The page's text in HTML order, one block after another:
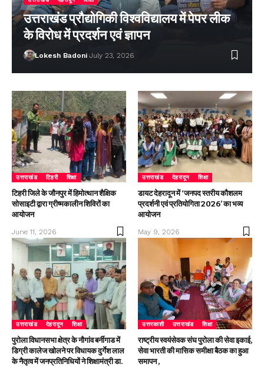
उत्तराखंड प्रौद्योगिकी विश्वविद्यालय में पेपर लीक
के विरोध में प्रदर्शन एवं ज्ञापन
Lokesh Badoni July 23, 2026
उत्तराखंड टिहरी शिक्षा
टिहरी जिले के जौनपुर में हिमोत्थान शैक्षिक
सोसाइटी द्वारा ग्रीष्मकालीन शिविरों का
आयोजन
June 11, 2026
उत्तराखंड देहरादून शिक्षा
डायट देहरादून में ‘जनपद स्तरीय कौशलम
प्रदर्शनी एवं प्रतियोगिता 2026’ का भव्य
आयोजन
May 9, 2026
उत्तराखंड देहरादून शिक्षा
पुरोला विधानसभा क्षेत्र के नौगांव बर्नीगाड में
डिग्री कालेज खोलने पर विधायक दुर्गेश लाल
के नैतृत्व में जनप्रतिनिधियों ने शिक्षामंत्री डा.
उत्तरकाशी उत्तराखंड शिक्षा
राष्ट्रीय स्वयंसेवक संघ पुरोला की सेवा इकाई,
सेवा भारती की मासिक समीक्षा बैठक का हुआ
समापन ,